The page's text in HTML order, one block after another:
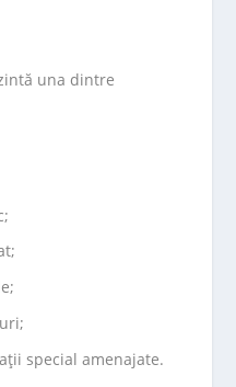
una dintre
special amenajate.